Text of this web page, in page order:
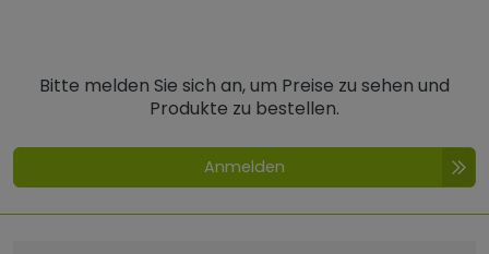
Bitte melden Sie sich an, um Preise zu sehen und
Produkte zu bestellen.
Anmelden